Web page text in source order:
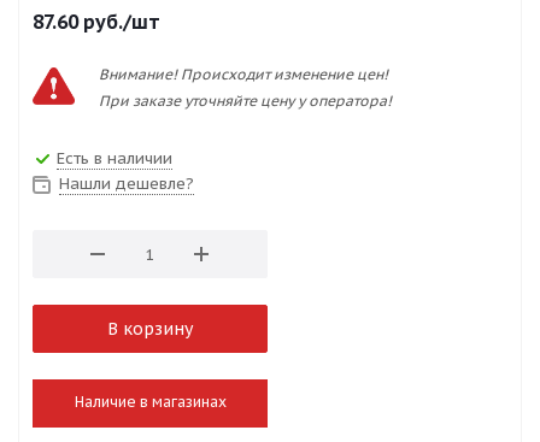
87.60руб./шт
Внимание! Происходит изменение цен!
При заказе уточняйте цену у оператора!
Есть в наличии
Нашли дешевле?
В корзину
Наличие в магазинах